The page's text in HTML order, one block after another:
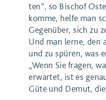
ten“, so Bischof
kom­me, hel­fe man
Gegen­über, sich zu
Und man ler­ne, den
und zu spü­ren, was
„Wenn Sie fra­gen,
erwar­tet, ist es
Güte und Demut,